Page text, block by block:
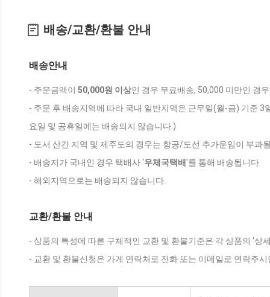
배송/교환/환불 안내
배송안내
- 주문금액이 50,000원 이상인 경우 무료배송, 50,000 미만인 경
- 주문 후 배송지역에 따라 국내 일반지역은 근무일(월-금) 기준
요일 및 공휴일에는 배송되지 않습니다.)
- 도서 산간 지역 및 제주도의 경우는 항공/도선 추가운임이 부과
- 배송지가 국내인 경우 택배사 '우체국택배'를 통해 배송됩니다.
- 해외지역으로는 배송되지 않습니다.
교환/환불 안내
- 상품의 특성에 따른 구체적인 교환 및 환불기준은 각 상품의 '상
- 교환 및 환불신청은 가게 연락처로 전화 또는 이메일로 연락주